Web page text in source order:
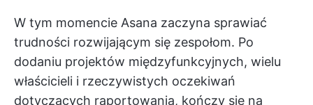
W tym momencie Asana zaczyna sprawiać
trudności rozwijającym się zespołom. Po
dodaniu projektów międzyfunkcyjnych, wielu
właścicieli i rzeczywistych oczekiwań
dotyczących raportowania, kończy się na